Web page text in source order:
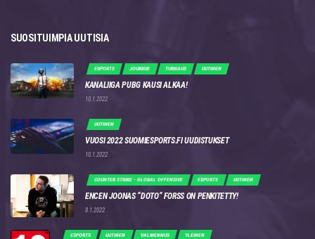
SUOSITUIMPIA UUTISIA
ESPORTS JOUKKUE TURNAUS UUTINEN
KANALIIGA PUBG KAUSI ALKAA!
10.1.2022
UUTINEN
VUOSI 2022 SUOMIESPORTS.FI UUDISTUKSET
10.1.2022
COUNTER STRIKE - GLOBAL OFFENSIVE ESPORTS UUTINEN
ENCEN JOONAS “DOTO” FORSS ON PENKITETTY!
8.1.2022
ESPORTS UUTINEN VALMENNUS YLEINEN